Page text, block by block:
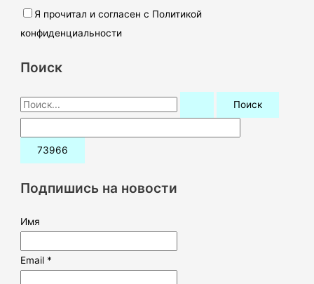
Я прочитал и согласен с Политикой
конфиденциальности
Поиск
П
о
и
:Подпишись на новости
Имя
Email *